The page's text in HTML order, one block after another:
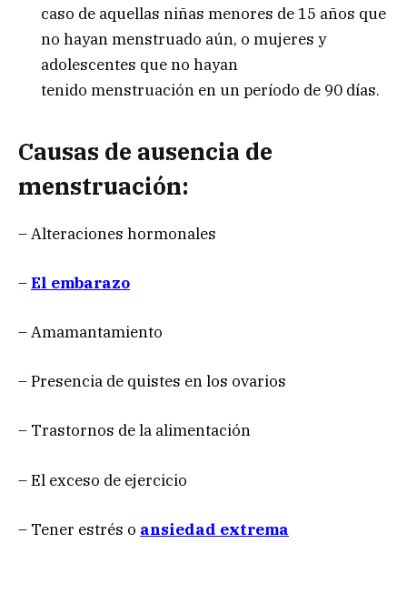
caso de aquellas niñas menores de 15 años que
no hayan menstruado aún, o mujeres y
adolescentes que no hayan
tenido menstruación en un período de 90 días.
Causas de ausencia de
menstruación:
– Alteraciones hormonales
–El embarazo
– Amamantamiento
– Presencia de quistes en los ovarios
– Trastornos de la alimentación
– El exceso de ejercicio
– Tener estrés o ansiedad extrema